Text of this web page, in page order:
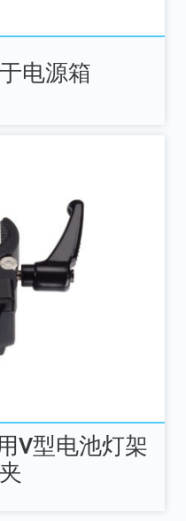
电源箱
V型电池灯架